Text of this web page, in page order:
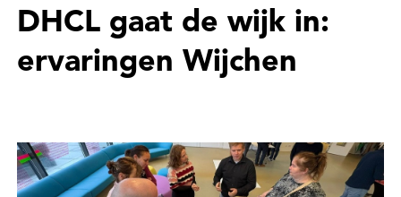
DHCL gaat de wijk in:
ervaringen Wijchen